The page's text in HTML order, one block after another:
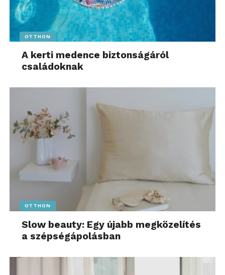
OTTHON
A kerti medence biztonságáról
családoknak
OTTHON
Slow beauty: Egy újabb megközelítés
a szépségápolásban